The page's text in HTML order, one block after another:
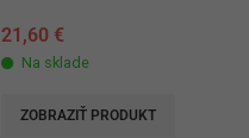
21,60 €
Na sklade
ZOBRAZIŤ PRODUKT